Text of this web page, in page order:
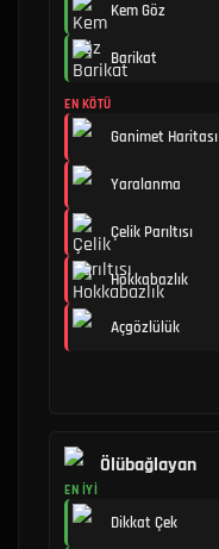
Kem Göz
Barikat
EN KÖTÜ
Ganimet Haritası
Yaralanma
Çelik Parıltısı
Hokkabazlık
Açgözlülük
Ölübağlayan
EN İYI
Dikkat Çek